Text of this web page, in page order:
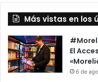
Más vistas en los
El
6 de